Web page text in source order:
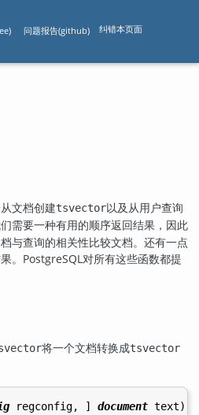
问题报告(github) 纠错本页面
文档创建tsvector以及从用户查询
需要一种有用的顺序返回结果，因此
与查询的相关性比较文档。还有一点
。 PostgreSQL对所有这些函数都提
将一个文档转换成tsvector
regconfig, ] document text)